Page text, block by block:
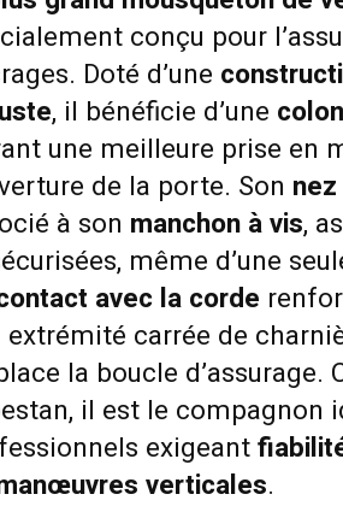
conçu pour
Doté d’une
, il bénéficie d’une
une meilleure prise en
de la porte. Son
à son manchon à vis,
même d’une
avec la corde
extrémité carrée de
la boucle
il est le compagnon
exigeant
verticales.